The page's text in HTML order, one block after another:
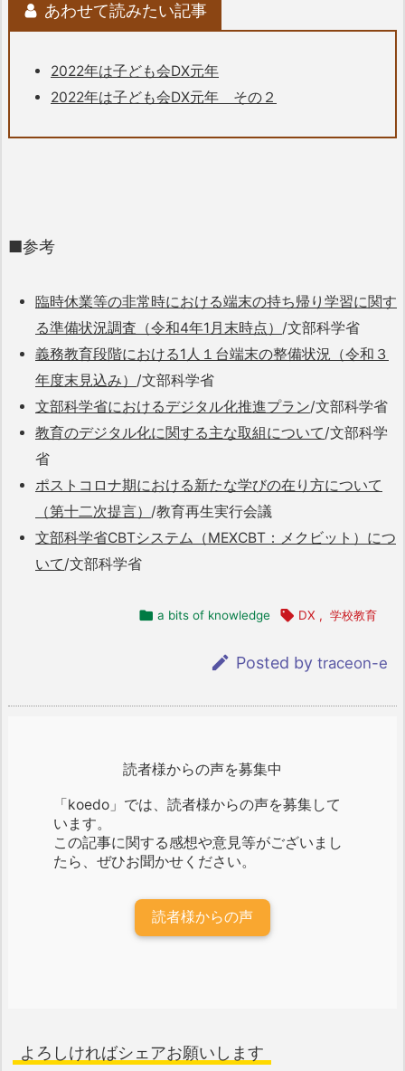
あわせて読みたい記事
2022年は子ども会DX元年
2022年は子ども会DX元年 その２
■参考
臨時休業等の非常時における端末の持ち帰り学習に関す
る準備状況調査（令和4年1月末時点） /文部科学省
義務教育段階における1人１台端末の整備状況（令和３
年度末見込み） /文部科学省
文部科学省におけるデジタル化推進プラン/文部科学省
教育のデジタル化に関する主な取組について/文部科学
省
ポストコロナ期における新たな学びの在り方について
（第十二次提言） /教育再生実行会議
文部科学省CBTシステム（MEXCBT：メクビット）につ
いて/文部科学省
 a bits of knowledge  DX , 学校教育
 Posted by traceon-e
読者様からの声を募集中
「koedo」では、読者様からの声を募集して
います。
この記事に関する感想や意見等がございまし
たら、ぜひお聞かせください。
読者様からの声
よろしければシェアお願いします